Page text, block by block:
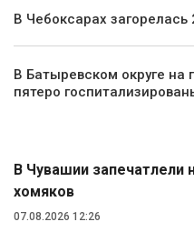
В Чебоксарах
В Батыревском округе на
пятеро
В Чувашии запечатлели
хомяков
07.08.2026 12:26